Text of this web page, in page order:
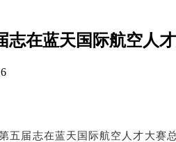
志在蓝天国际航空人
五届志在蓝天国际航空人才大